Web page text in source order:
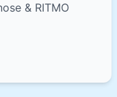
& RITMO